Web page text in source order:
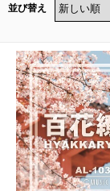
並び替え